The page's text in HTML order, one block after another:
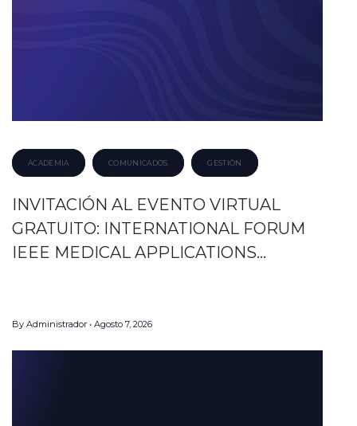
ACADEMIA COMUNICADOS GESTIÓN
INVITACIÓN AL EVENTO VIRTUAL
GRATUITO: INTERNATIONAL FORUM
IEEE MEDICAL APPLICATIONS…
By Administrador Agosto 7, 2026